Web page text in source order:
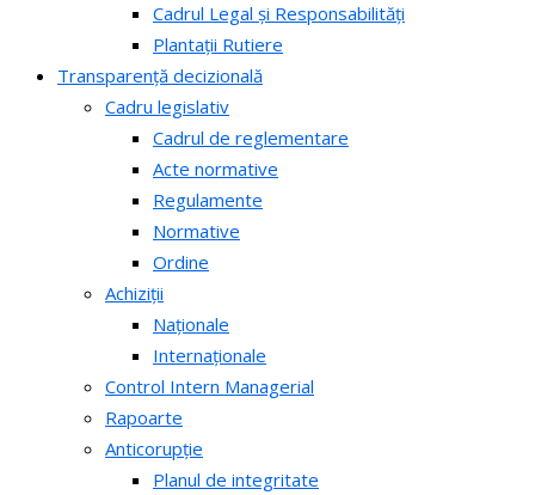
Cadrul Legal și Responsabilități
Plantații Rutiere
Transparență decizională
Cadru legislativ
Cadrul de reglementare
Acte normative
Regulamente
Normative
Ordine
Achiziții
Naționale
Internaționale
Control Intern Managerial
Rapoarte
Anticorupție
Planul de integritate